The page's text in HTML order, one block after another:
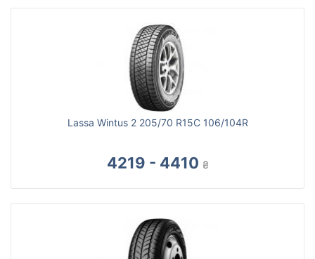
Lassa Wintus 2 205/70 R15C 106/104R
4219 - 4410 ₴